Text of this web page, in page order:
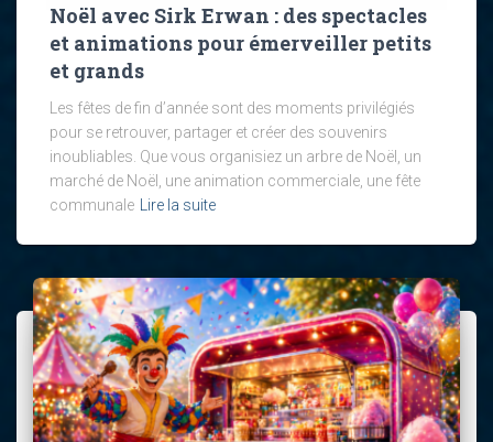
Noël avec Sirk Erwan : des spectacles
et animations pour émerveiller petits
et grands
Les fêtes de fin d’année sont des moments privilégiés
pour se retrouver, partager et créer des souvenirs
inoubliables. Que vous organisiez un arbre de Noël, un
marché de Noël, une animation commerciale, une fête
communale
Lire la suite